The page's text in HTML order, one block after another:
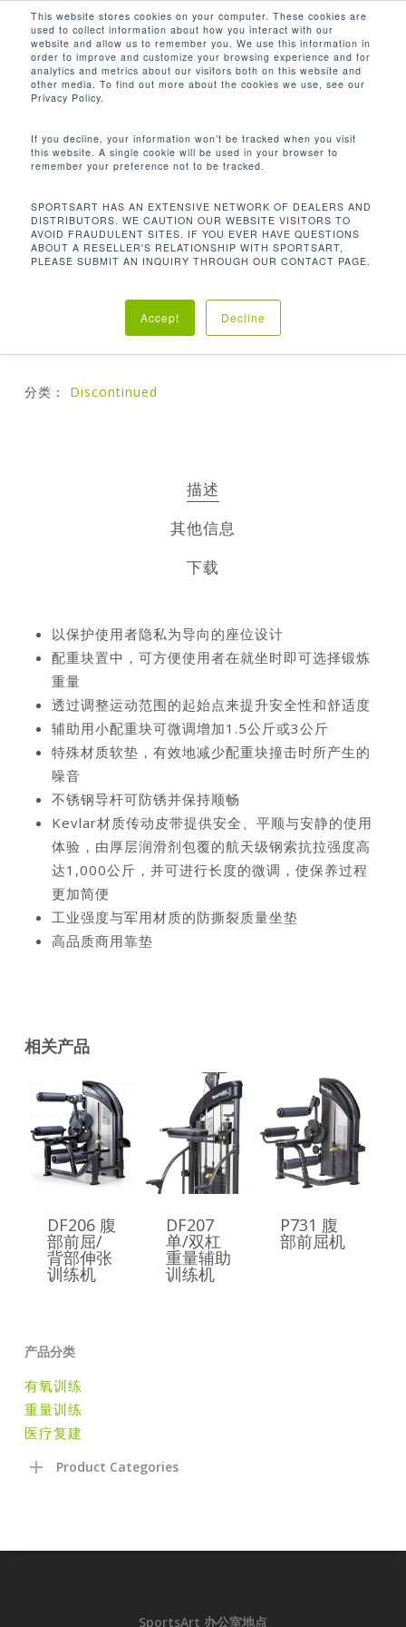
This website stores cookies on your computer. These cookies are
used to collect information about how you interact with our
website and allow us to remember you. We use this information in
order to improve and customize your browsing experience and for
analytics and metrics about our visitors both on this website and
other media. To find out more about the cookies we use, see our
Privacy Policy.
If you decline, your information won’t be tracked when you visit
this website. A single cookie will be used in your browser to
remember your preference not to be tracked.
SPORTSART HAS AN EXTENSIVE NETWORK OF DEALERS AND
DISTRIBUTORS. WE CAUTION OUR WEBSITE VISITORS TO
AVOID FRAUDULENT SITES. IF YOU EVER HAVE QUESTIONS
ABOUT A RESELLER'S RELATIONSHIP WITH SPORTSART,
PLEASE SUBMIT AN INQUIRY THROUGH OUR CONTACT PAGE.
Accept Decline
main
content
search
首页 Discontinued
S952 腿部内收机
SportsArt卓越系列提供7种下肢锻炼产品，专门针对下
半身肌肉。使用者可以锻炼臀肌，四头肌，大腿后侧肌
分类： Discontinued
描述
其他信息
下载
以保护使用者隐私为导向的座位设计
配重块置中，可方便使用者在就坐时即可选择锻炼
重量
透过调整运动范围的起始点来提升安全性和舒适度
辅助用小配重块可微调增加1.5公斤或3公斤
特殊材质软垫，有效地减少配重块撞击时所产生的
噪音
不锈钢导杆可防锈并保持顺畅
Kevlar材质传动皮带提供安全、平顺与安静的使用
体验，由厚层润滑剂包覆的航天级钢索抗拉强度高
达1,000公斤，并可进行长度的微调，使保养过程
更加简便
工业强度与军用材质的防撕裂质量坐垫
高品质商用靠垫
相关产品
DF206 腹
部前屈/
背部伸张
训练机
DF207
单/双杠
重量辅助
训练机
P731 腹
部前屈机
产品分类
有氧训练
重量训练
医疗复建
Product Categories
SportsArt 办公室地点
Close
Menu